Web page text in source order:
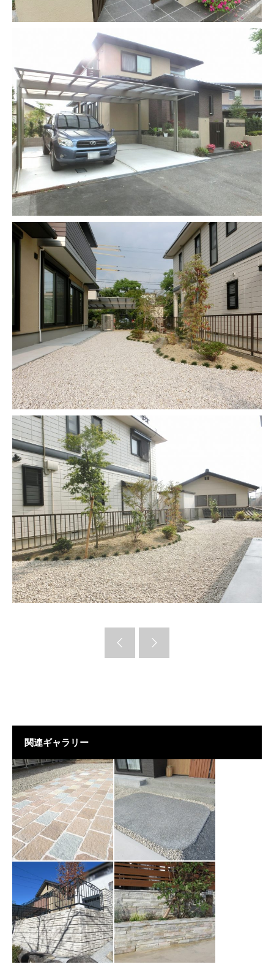
関連ギャラリー
【CASE134】可児
市S様
【CASE132】可児
市T様